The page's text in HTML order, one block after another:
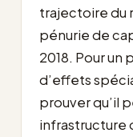
trajectoire du
pénurie de
2018. Pour un
d’effets
prouver qu’il
infrastructure